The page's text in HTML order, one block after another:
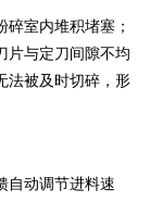
室内堆积堵塞；
片与定刀间隙不均
法被及时切碎，形
自动调节进料速